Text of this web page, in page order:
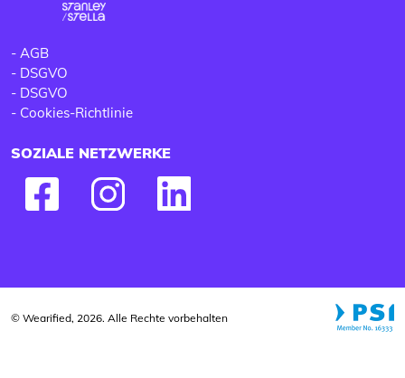
- AGB
- DSGVO
- DSGVO
- Cookies-Richtlinie
SOZIALE NETZWERKE
© Wearified, 2026. Alle Rechte vorbehalten